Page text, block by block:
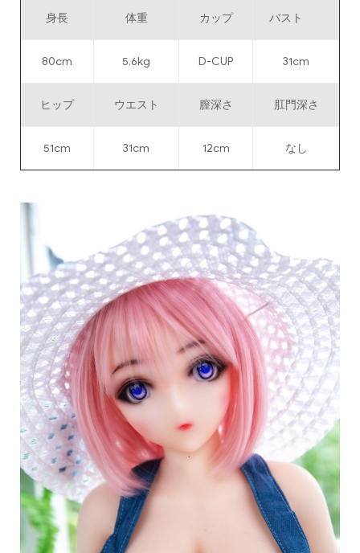
身長 体重 カップ バスト
80cm 5.6kg D-CUP 31cm
ヒップ ウエスト 膣深さ 肛門深さ
51cm 31cm 12cm なし